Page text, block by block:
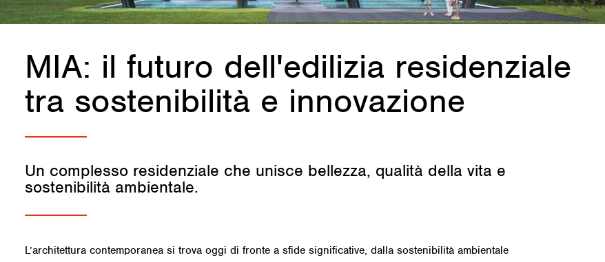
MIA: il futuro dell'edilizia residenziale
tra sostenibilità e innovazione
Un complesso residenziale che unisce bellezza, qualità della vita e
sostenibilità ambientale.
L’architettura contemporanea si trova oggi di fronte a sfide significative, dalla sostenibilità ambientale